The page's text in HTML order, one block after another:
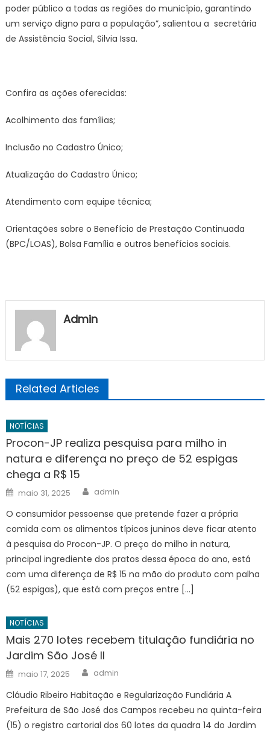
poder público a todas as regiões do município, garantindo
um serviço digno para a população”, salientou a secretária
de Assistência Social, Silvia Issa.
Confira as ações oferecidas:
Acolhimento das famílias;
Inclusão no Cadastro Único;
Atualização do Cadastro Único;
Atendimento com equipe técnica;
Orientações sobre o Benefício de Prestação Continuada
(BPC/LOAS), Bolsa Família e outros benefícios sociais.
Admin
Related Articles
NOTÍCIAS
Procon-JP realiza pesquisa para milho in
natura e diferença no preço de 52 espigas
chega a R$ 15
Posted
on
maio 31, 2025 Author
admin
O consumidor pessoense que pretende fazer a própria
comida com os alimentos típicos juninos deve ficar atento
à pesquisa do Procon-JP. O preço do milho in natura,
principal ingrediente dos pratos dessa época do ano, está
com uma diferença de R$ 15 na mão do produto com palha
(52 espigas), que está com preços entre […]
NOTÍCIAS
Mais 270 lotes recebem titulação fundiária no
Jardim São José II
Posted
on
maio 17, 2025 Author
admin
Cláudio Ribeiro Habitação e Regularização Fundiária A
Prefeitura de São José dos Campos recebeu na quinta-feira
(15) o registro cartorial dos 60 lotes da quadra 14 do Jardim